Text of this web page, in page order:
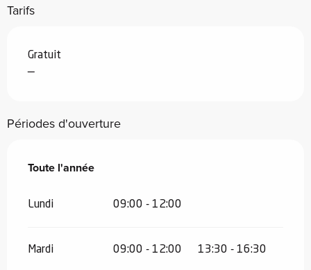
Tarifs
Gratuit
—
Périodes d'ouverture
Toute l'année
Toute l'année
Lundi 09:00 - 12:00
Mardi 09:00 - 12:00 13:30 - 16:30